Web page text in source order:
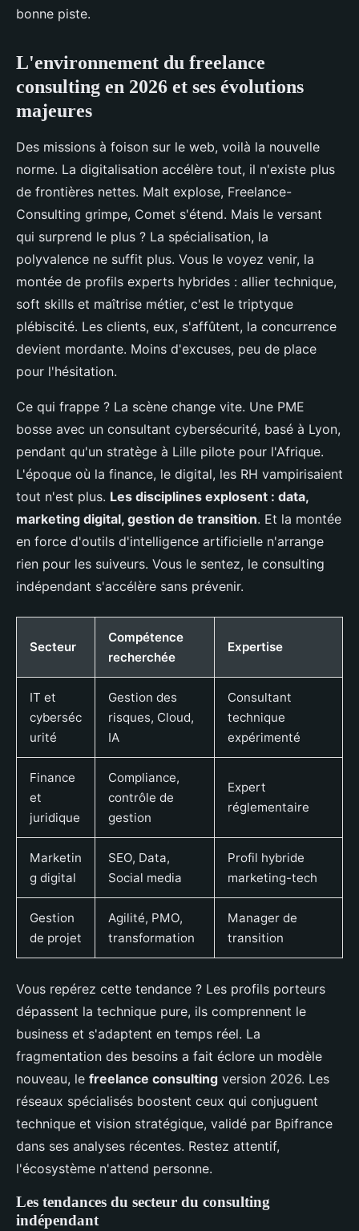
bonne piste.
L'environnement du freelance
consulting en 2026 et ses évolutions
majeures
Des missions à foison sur le web, voilà la nouvelle
norme. La digitalisation accélère tout, il n'existe plus
de frontières nettes. Malt explose, Freelance-
Consulting grimpe, Comet s'étend. Mais le versant
qui surprend le plus ? La spécialisation, la
polyvalence ne suffit plus. Vous le voyez venir, la
montée de profils experts hybrides : allier technique,
soft skills et maîtrise métier, c'est le triptyque
plébiscité. Les clients, eux, s'affûtent, la concurrence
devient mordante. Moins d'excuses, peu de place
pour l'hésitation.
Ce qui frappe ? La scène change vite. Une PME
bosse avec un consultant cybersécurité, basé à Lyon,
pendant qu'un stratège à Lille pilote pour l'Afrique.
L'époque où la finance, le digital, les RH vampirisaient
tout n'est plus. Les disciplines explosent : data,
marketing digital, gestion de transition. Et la montée
en force d'outils d'intelligence artificielle n'arrange
rien pour les suiveurs. Vous le sentez, le consulting
indépendant s'accélère sans prévenir.
Secteur
Compétence
recherchée
Expertise
IT et
cyberséc
urité
Gestion des
risques, Cloud,
IA
Consultant
technique
expérimenté
Finance
et
juridique
Compliance,
contrôle de
gestion
Expert
réglementaire
Marketin
g digital
SEO, Data,
Social media
Profil hybride
marketing-tech
Gestion
de projet
Agilité, PMO,
transformation
Manager de
transition
Vous repérez cette tendance ? Les profils porteurs
dépassent la technique pure, ils comprennent le
business et s'adaptent en temps réel. La
fragmentation des besoins a fait éclore un modèle
nouveau, le freelance consulting version 2026. Les
réseaux spécialisés boostent ceux qui conjuguent
technique et vision stratégique, validé par Bpifrance
dans ses analyses récentes. Restez attentif,
l'écosystème n'attend personne.
Les tendances du secteur du consulting
indépendant